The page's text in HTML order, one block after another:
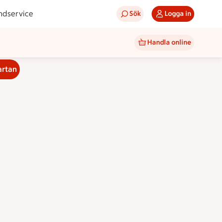
Sök Logga in
Handla online